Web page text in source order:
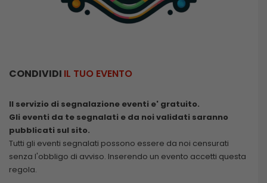
CONDIVIDI IL TUO EVENTO
Il servizio di segnalazione eventi e' gratuito.
Gli eventi da te segnalati e da noi validati saranno
pubblicati sul sito.
Tutti gli eventi segnalati possono essere da noi censurati
senza l'obbligo di avviso. Inserendo un evento accetti questa
regola.